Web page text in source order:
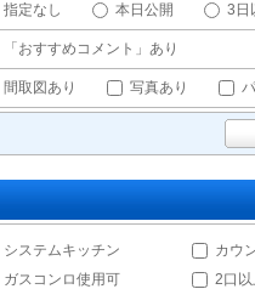
指定なし 本日公開 3日
「おすすめコメント」あり
間取図あり 写真あり
システムキッチン
カウ
ガスコンロ使用可
2口